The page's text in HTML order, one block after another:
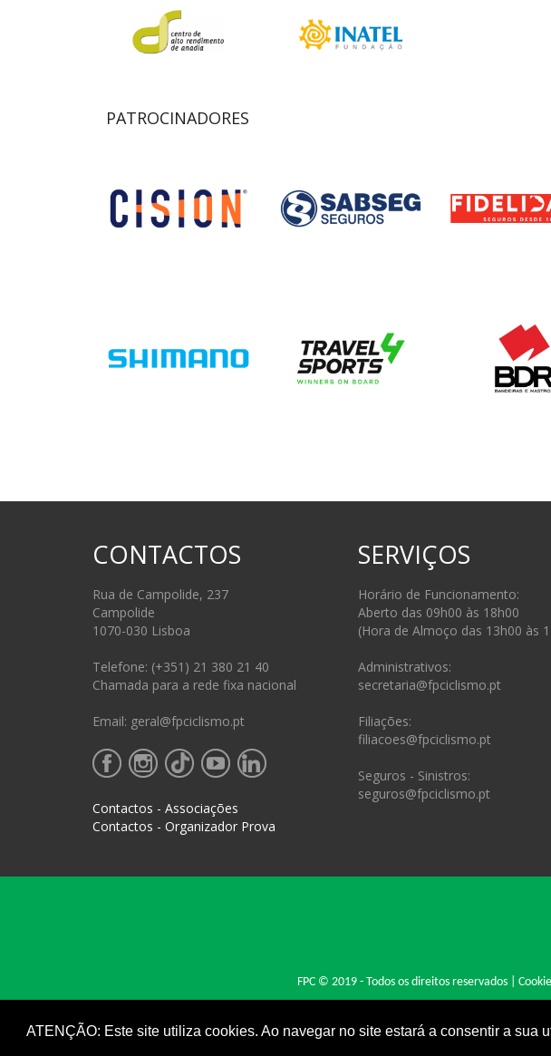
ATENÇÃO: Este site utiliza cookies. Ao navegar no site estará a consentir a sua
PATROCINADORES
CONTACTOS
Rua de Campolide, 237
Campolide
1070-030 Lisboa
Telefone: (+351) 21 380 21 40
Chamada para a rede fixa nacional
Email: geral@fpciclismo.pt
Contactos - Associações
Contactos - Organizador Prova
SERVIÇOS
Horário de Funcionamento:
Aberto das 09h00 às 18h00
(Hora de Almoço das 13h00 às
Administrativos:
secretaria@fpciclismo.pt
Filiações:
filiacoes@fpciclismo.pt
Seguros - Sinistros:
seguros@fpciclismo.pt
FPC © 2019 - Todos os direitos reservados |
Site desenvolvido por: